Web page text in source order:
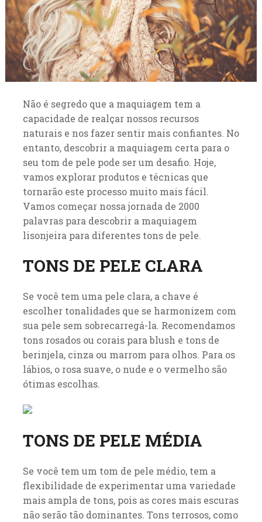
Não é segredo que a maquiagem tem a
capacidade de realçar nossos recursos
naturais e nos fazer sentir mais confiantes. No
entanto, descobrir a maquiagem certa para o
seu tom de pele pode ser um desafio. Hoje,
vamos explorar produtos e técnicas que
tornarão este processo muito mais fácil.
Vamos começar nossa jornada de 2000
palavras para descobrir a maquiagem
lisonjeira para diferentes tons de pele.
TONS DE PELE CLARA
Se você tem uma pele clara, a chave é
escolher tonalidades que se harmonizem com
sua pele sem sobrecarregá-la. Recomendamos
tons rosados ou corais para blush e tons de
berinjela, cinza ou marrom para olhos. Para os
lábios, o rosa suave, o nude e o vermelho são
ótimas escolhas.
TONS DE PELE MÉDIA
Se você tem um tom de pele médio, tem a
flexibilidade de experimentar uma variedade
mais ampla de tons, pois as cores mais escuras
não serão tão dominantes. Tons terrosos, como